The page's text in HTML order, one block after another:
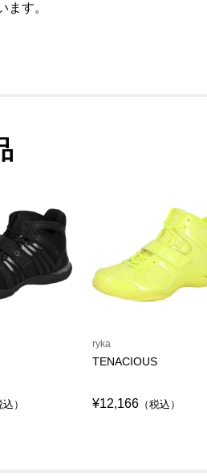
す。
込）
ryka
TENACIOUS
¥12,166 （税込）